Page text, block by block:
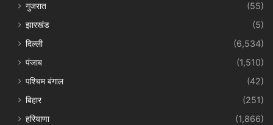
गुजरात
(55)
झारखंड
(5)
दिल्ली
(6,534)
पंजाब
(1,510)
पश्चिम बंगाल
(42)
बिहार
(251)
हरियाणा
(1,866)